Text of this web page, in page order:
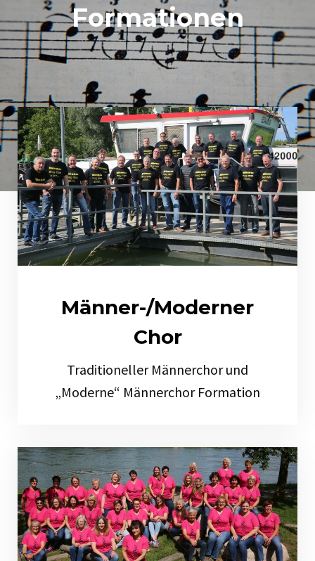
Formationen
Männer-/Moderner
Chor
Traditioneller Männerchor und
„Moderne“ Männerchor Formation